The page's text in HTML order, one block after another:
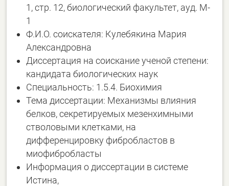
1, стр. 12, биологический факультет, ауд. M-
1
Ф.И.О. соискателя: Кулебякина Мария
Александровна
Диссертация на соискание ученой степени:
кандидата биологических наук
Специальность: 1.5.4. Биохимия
Тема диссертации: Механизмы влияния
белков, секретируемых мезенхимными
стволовыми клетками, на
дифференцировку фибробластов в
миофибробласты
Информация о диссертации в системе
Истина,